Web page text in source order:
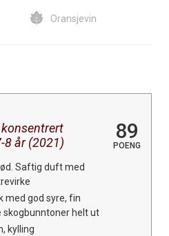
Oransjevin
8 år (2021)
89
POENG
Saftig duft med
med god syre, fin
helt ut
kylling